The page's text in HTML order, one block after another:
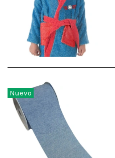
Nuevo